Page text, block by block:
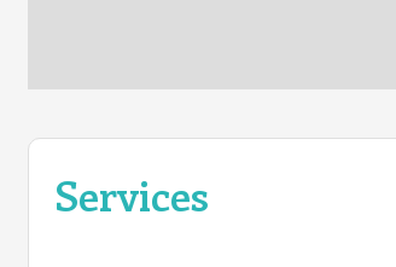
Services